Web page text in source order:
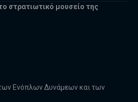
στρατιωτικό μουσείο της
Ενόπλων Δυνάμεων και των